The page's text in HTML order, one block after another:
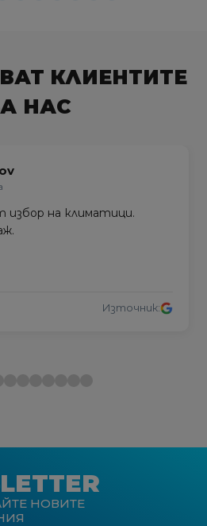
КЛИЕНТИТЕ
НАС
избор на климатици.
Източник:
НОВИТЕ